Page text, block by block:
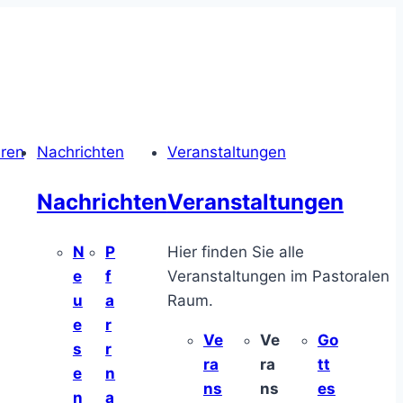
Nachrichten
Nachrichten
N
e
u
e
s
e
n
P
f
a
r
r
n
a
Veranstaltungen
Veranstaltungen
Hier finden Sie alle
Veranstaltungen im Pastoralen
Raum.
Ve
ra
ns
Ve
ra
ns
Go
tt
es